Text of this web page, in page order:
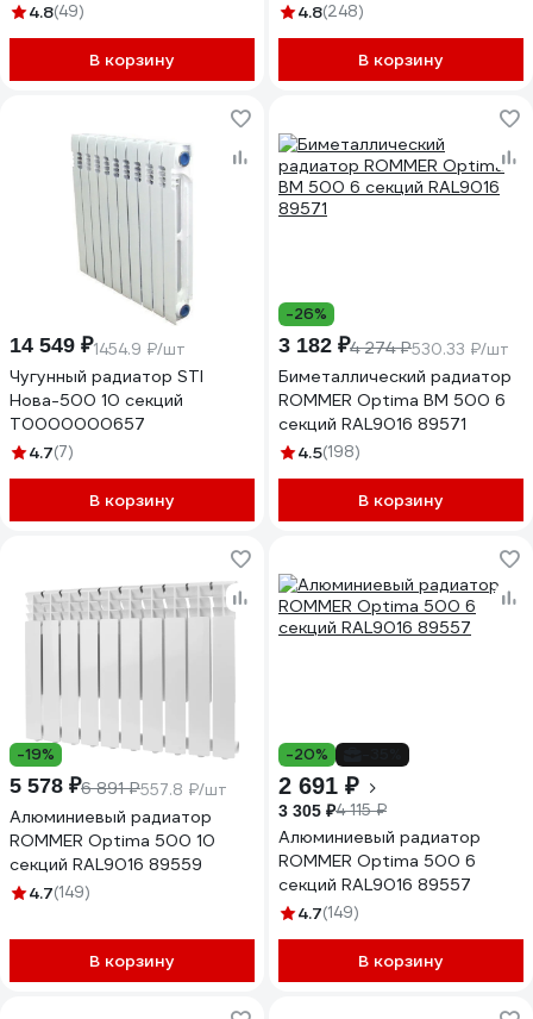
4.8(49)
В корзину
4.8(248)
В корзину
14 549 ₽1454.9 ₽/шт
Чугунный радиатор STI
Нова-500 10 секций
Т0000000657
4.7(7)
В корзину
-26%
3 182 ₽4 274 ₽530.33 ₽/шт
Биметаллический радиатор
ROMMER Optima BM 500 6
секций RAL9016 89571
4.5(198)
В корзину
-19%
5 578 ₽6 891 ₽557.8 ₽/шт
Алюминиевый радиатор
ROMMER Optima 500 10
секций RAL9016 89559
4.7(149)
В корзину
-20%
2 691 ₽
3 305 ₽4 115 ₽
Алюминиевый радиатор
ROMMER Optima 500 6
секций RAL9016 89557
4.7(149)
В корзину